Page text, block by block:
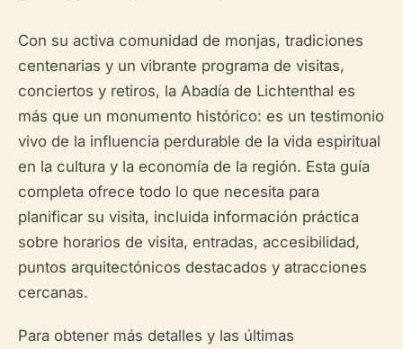
Con su activa comunidad de monjas, tradiciones
centenarias y un vibrante programa de visitas,
conciertos y retiros, la Abadía de Lichtenthal es
más que un monumento histórico: es un testimonio
vivo de la influencia perdurable de la vida espiritual
en la cultura y la economía de la región. Esta guía
completa ofrece todo lo que necesita para
planificar su visita, incluida información práctica
sobre horarios de visita, entradas, accesibilidad,
puntos arquitectónicos destacados y atracciones
cercanas.
Para obtener más detalles y las últimas